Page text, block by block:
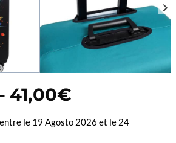
41,00€Price
27,00€
le 19 Agosto 2026 et le 24